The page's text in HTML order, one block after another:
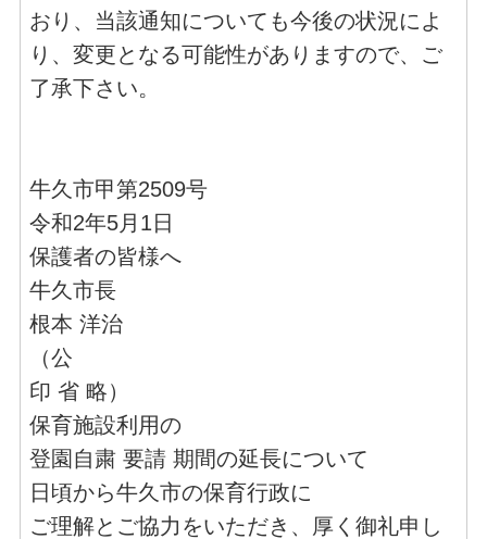
おり、当該通知についても今後の状況によ
り、変更となる可能性がありますので、ご
了承下さい。
牛久市甲第2509号
令和2年5月1日
保護者の皆様へ
牛久市長
根本 洋治
（公
印 省 略）
保育施設利用の
登園自粛 要請 期間の延長について
日頃から牛久市の保育行政に
ご理解とご協力をいただき、厚く御礼申し